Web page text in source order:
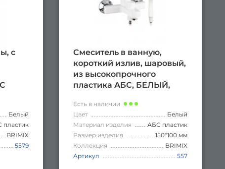
c
Белый
пластик
BRIMIX
5579
Смеситель в ванную,
короткий излив, шаровый,
из высокопрочного
пластика АБС, БЕЛЫЙ,
Есть в наличии
Цвет
Белый
Материал изделия
АБС пластик
Размер изделия
150*100 мм
Коллекция
BRIMIX
Артикул
557